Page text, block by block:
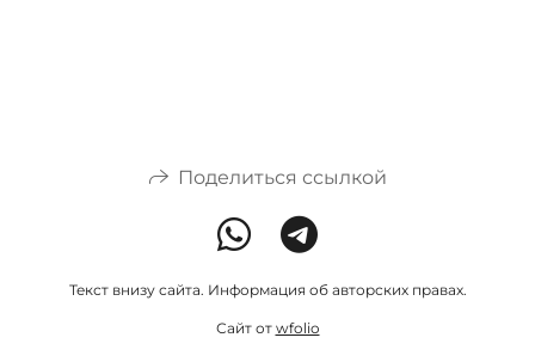
Поделиться ссылкой
Текст внизу сайта. Информация об авторских правах.
Сайт от wfolio